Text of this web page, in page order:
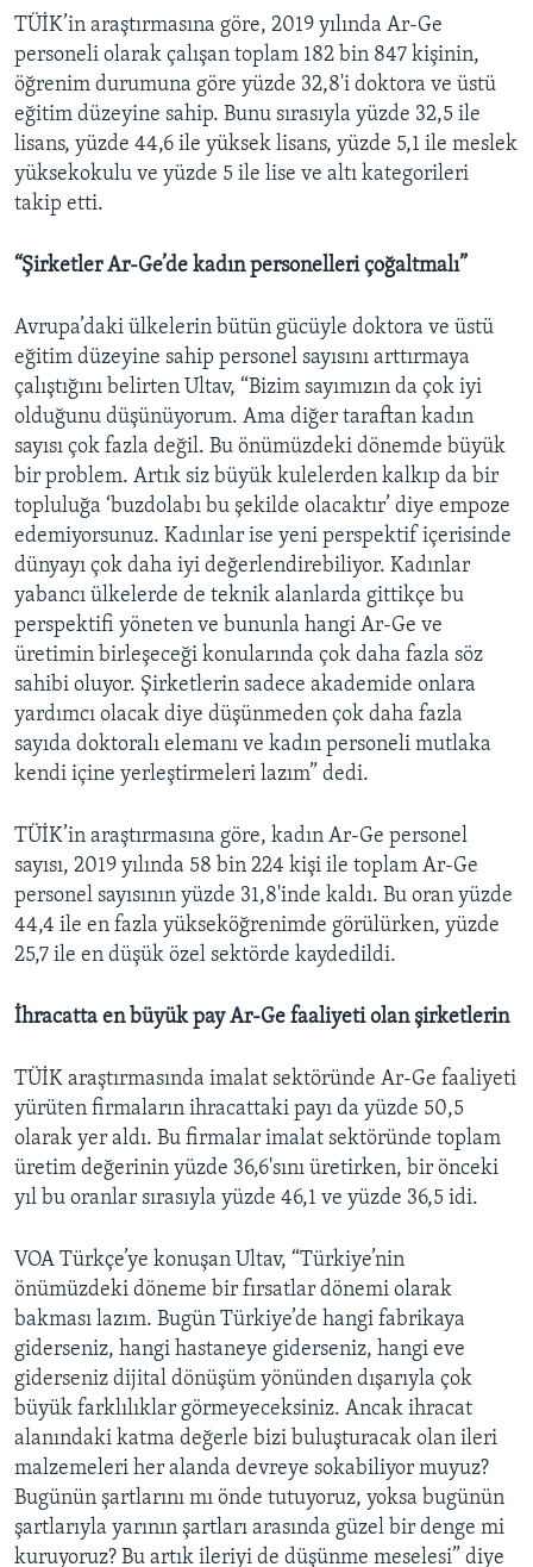
TÜİK’in araştırmasına göre, 2019 yılında Ar-Ge
personeli olarak çalışan toplam 182 bin 847 kişinin,
öğrenim durumuna göre yüzde 32,8'i doktora ve üstü
eğitim düzeyine sahip. Bunu sırasıyla yüzde 32,5 ile
lisans, yüzde 44,6 ile yüksek lisans, yüzde 5,1 ile meslek
yüksekokulu ve yüzde 5 ile lise ve altı kategorileri
takip etti.
“Şirketler Ar-Ge’de kadın personelleri çoğaltmalı”
Avrupa’daki ülkelerin bütün gücüyle doktora ve üstü
eğitim düzeyine sahip personel sayısını arttırmaya
çalıştığını belirten Ultav, “Bizim sayımızın da çok iyi
olduğunu düşünüyorum. Ama diğer taraftan kadın
sayısı çok fazla değil. Bu önümüzdeki dönemde büyük
bir problem. Artık siz büyük kulelerden kalkıp da bir
topluluğa ‘buzdolabı bu şekilde olacaktır’ diye empoze
edemiyorsunuz. Kadınlar ise yeni perspektif içerisinde
dünyayı çok daha iyi değerlendirebiliyor. Kadınlar
yabancı ülkelerde de teknik alanlarda gittikçe bu
perspektifi yöneten ve bununla hangi Ar-Ge ve
üretimin birleşeceği konularında çok daha fazla söz
sahibi oluyor. Şirketlerin sadece akademide onlara
yardımcı olacak diye düşünmeden çok daha fazla
sayıda doktoralı elemanı ve kadın personeli mutlaka
kendi içine yerleştirmeleri lazım” dedi.
TÜİK’in araştırmasına göre, kadın Ar-Ge personel
sayısı, 2019 yılında 58 bin 224 kişi ile toplam Ar-Ge
personel sayısının yüzde 31,8'inde kaldı. Bu oran yüzde
44,4 ile en fazla yükseköğrenimde görülürken, yüzde
25,7 ile en düşük özel sektörde kaydedildi.
İhracatta en büyük pay Ar-Ge faaliyeti olan şirketlerin
TÜİK araştırmasında imalat sektöründe Ar-Ge faaliyeti
yürüten firmaların ihracattaki payı da yüzde 50,5
olarak yer aldı. Bu firmalar imalat sektöründe toplam
üretim değerinin yüzde 36,6'sını üretirken, bir önceki
yıl bu oranlar sırasıyla yüzde 46,1 ve yüzde 36,5 idi.
VOA Türkçe’ye konuşan Ultav, “Türkiye’nin
önümüzdeki döneme bir fırsatlar dönemi olarak
bakması lazım. Bugün Türkiye’de hangi fabrikaya
giderseniz, hangi hastaneye giderseniz, hangi eve
giderseniz dijital dönüşüm yönünden dışarıyla çok
büyük farklılıklar görmeyeceksiniz. Ancak ihracat
alanındaki katma değerle bizi buluşturacak olan ileri
malzemeleri her alanda devreye sokabiliyor muyuz?
Bugünün şartlarını mı önde tutuyoruz, yoksa bugünün
şartlarıyla yarının şartları arasında güzel bir denge mi
kuruyoruz? Bu artık ileriyi de düşünme meselesi” diye